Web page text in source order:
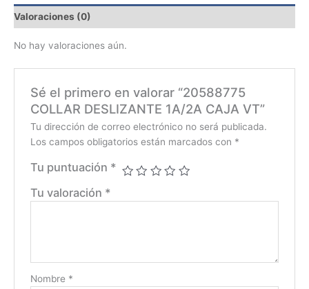
Valoraciones (0)
No hay valoraciones aún.
Sé el primero en valorar “20588775
COLLAR DESLIZANTE 1A/2A CAJA VT”
Tu dirección de correo electrónico no será publicada.
Los campos obligatorios están marcados con *
Tu puntuación *
Tu valoración *
Nombre *